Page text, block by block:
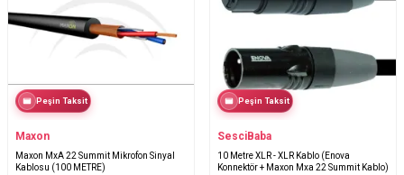
Peşin Taksit
Maxon
Maxon MxA 22 Summit Mikrofon Sinyal
Kablosu (100 METRE)
Peşin Taksit
SesciBaba
10 Metre XLR - XLR Kablo (Enova
Konnektör + Maxon Mxa 22 Summit Kablo)